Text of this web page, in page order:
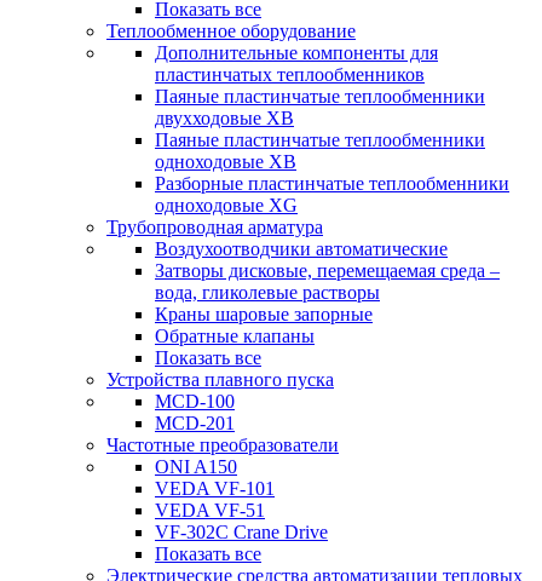
Показать все
Теплообменное оборудование
Дополнительные компоненты для
пластинчатых теплообменников
Паяные пластинчатые теплообменники
двухходовые XB
Паяные пластинчатые теплообменники
одноходовые ХВ
Разборные пластинчатые теплообменники
одноходовые ХG
Трубопроводная арматура
Воздухоотводчики автоматические
Затворы дисковые, перемещаемая среда –
вода, гликолевые растворы
Краны шаровые запорные
Обратные клапаны
Показать все
Устройства плавного пуска
MCD-100
MCD-201
Частотные преобразователи
ONI A150
VEDA VF-101
VEDA VF-51
VF-302C Crane Drive
Показать все
Электрические средства автоматизации тепловых